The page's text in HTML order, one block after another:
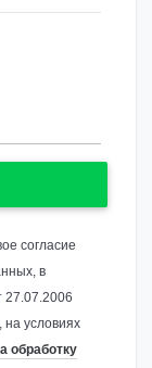
согласие
в
27.07.2006
условиях
обработку